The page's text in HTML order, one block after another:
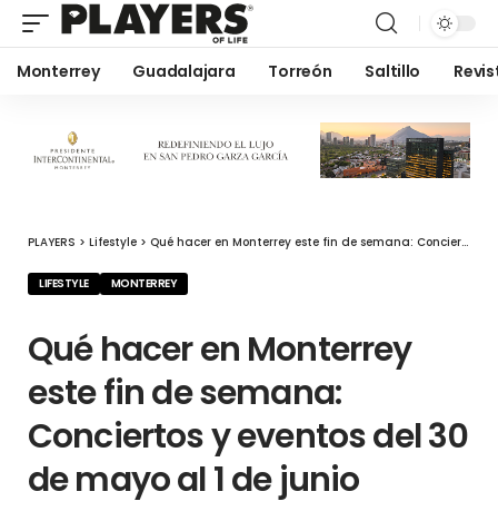
Monterrey Guadalajara Torreón Saltillo
PLAYERS > Lifestyle > Qué hacer en Monterrey este fin de semana: Conciertos y eventos del 30 de mayo al 1 de junio
LIFESTYLE MONTERREY
Qué hacer en Monterrey
este fin de semana:
Conciertos y eventos del 30
de mayo al 1 de junio